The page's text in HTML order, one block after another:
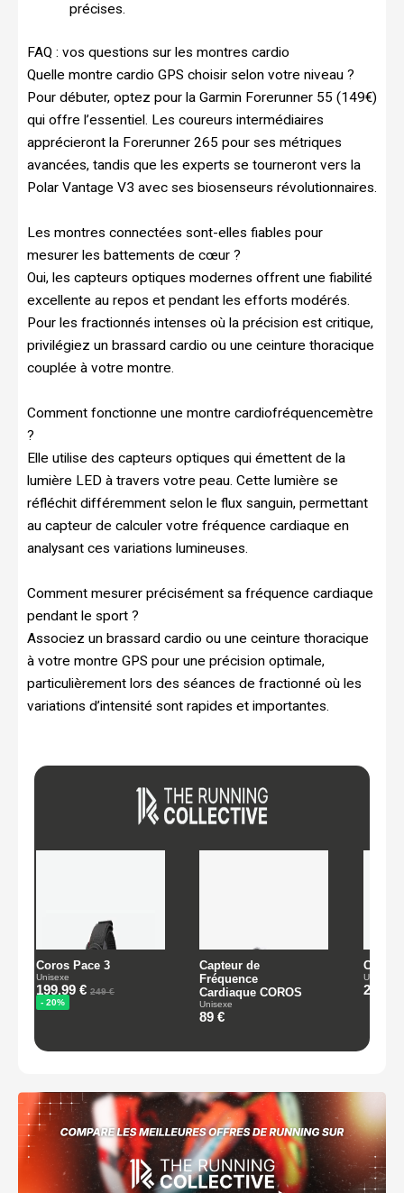
précises.
FAQ : vos questions sur les montres cardio
Quelle montre cardio GPS choisir selon votre niveau ?
Pour débuter, optez pour la Garmin Forerunner 55 (149€)
qui offre l’essentiel. Les coureurs intermédiaires
apprécieront la Forerunner 265 pour ses métriques
avancées, tandis que les experts se tourneront vers la
Polar Vantage V3 avec ses biosenseurs révolutionnaires.
Les montres connectées sont-elles fiables pour
mesurer les battements de cœur ?
Oui, les capteurs optiques modernes offrent une fiabilité
excellente au repos et pendant les efforts modérés.
Pour les fractionnés intenses où la précision est critique,
privilégiez un brassard cardio ou une ceinture thoracique
couplée à votre montre.
Comment fonctionne une montre cardiofréquencemètre
?
Elle utilise des capteurs optiques qui émettent de la
lumière LED à travers votre peau. Cette lumière se
réfléchit différemment selon le flux sanguin, permettant
au capteur de calculer votre fréquence cardiaque en
analysant ces variations lumineuses.
Comment mesurer précisément sa fréquence cardiaque
pendant le sport ?
Associez un brassard cardio ou une ceinture thoracique
à votre montre GPS pour une précision optimale,
particulièrement lors des séances de fractionné où les
variations d’intensité sont rapides et importantes.